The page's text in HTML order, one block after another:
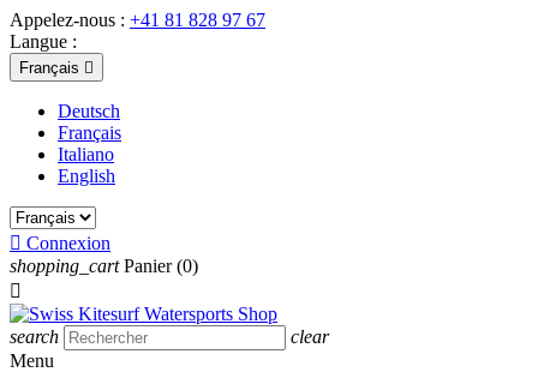
Appelez-nous : +41 81 828 97 67
Langue :
Français 
Deutsch
Français
Italiano
English
 Connexion
shopping_cart Panier (0)

search
clear
Menu